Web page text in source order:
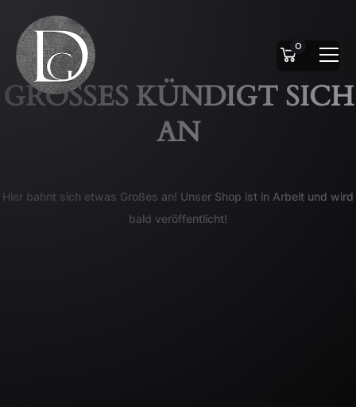
0
GROSSES KÜNDIGT SICH A
N
Hier bahnt sich etwas Großes an! Unser Shop ist in Arbeit und wird
bald veröffentlicht!